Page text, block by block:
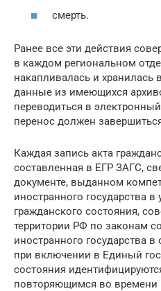
смерть.
Ранее все эти действия
в каждом региональном
накапливалась и
данные из имеющихся
переводиться в
перенос должен
Каждая запись акта
составленная в ЕГР ЗАГС,
документе, выданном
иностранного государства в
гражданского состояния,
территории РФ по законам
иностранного государства
при включении в Единый
состояния
повторяющимся во времени